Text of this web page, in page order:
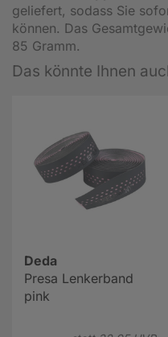
geliefert, sodass Sie
können. Das
85 Gramm.
Das könnte Ihnen
Deda
Presa Lenkerband
pink